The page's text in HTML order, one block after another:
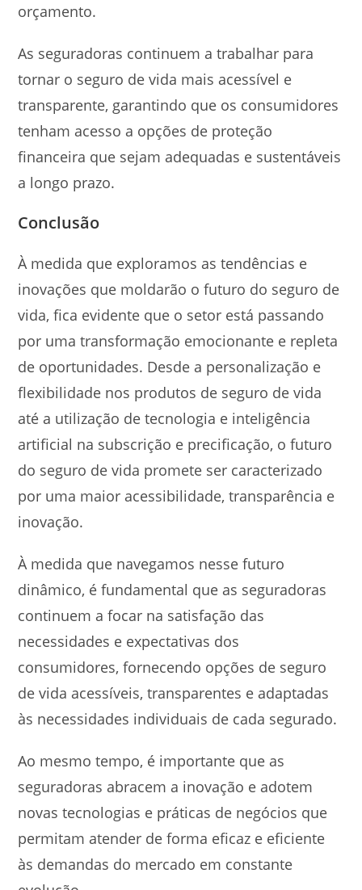
orçamento.
As seguradoras continuem a trabalhar para
tornar o seguro de vida mais acessível e
transparente, garantindo que os consumidores
tenham acesso a opções de proteção
financeira que sejam adequadas e sustentáveis
a longo prazo.
Conclusão
À medida que exploramos as tendências e
inovações que moldarão o futuro do seguro de
vida, fica evidente que o setor está passando
por uma transformação emocionante e repleta
de oportunidades. Desde a personalização e
flexibilidade nos produtos de seguro de vida
até a utilização de tecnologia e inteligência
artificial na subscrição e precificação, o futuro
do seguro de vida promete ser caracterizado
por uma maior acessibilidade, transparência e
inovação.
À medida que navegamos nesse futuro
dinâmico, é fundamental que as seguradoras
continuem a focar na satisfação das
necessidades e expectativas dos
consumidores, fornecendo opções de seguro
de vida acessíveis, transparentes e adaptadas
às necessidades individuais de cada segurado.
Ao mesmo tempo, é importante que as
seguradoras abracem a inovação e adotem
novas tecnologias e práticas de negócios que
permitam atender de forma eficaz e eficiente
às demandas do mercado em constante